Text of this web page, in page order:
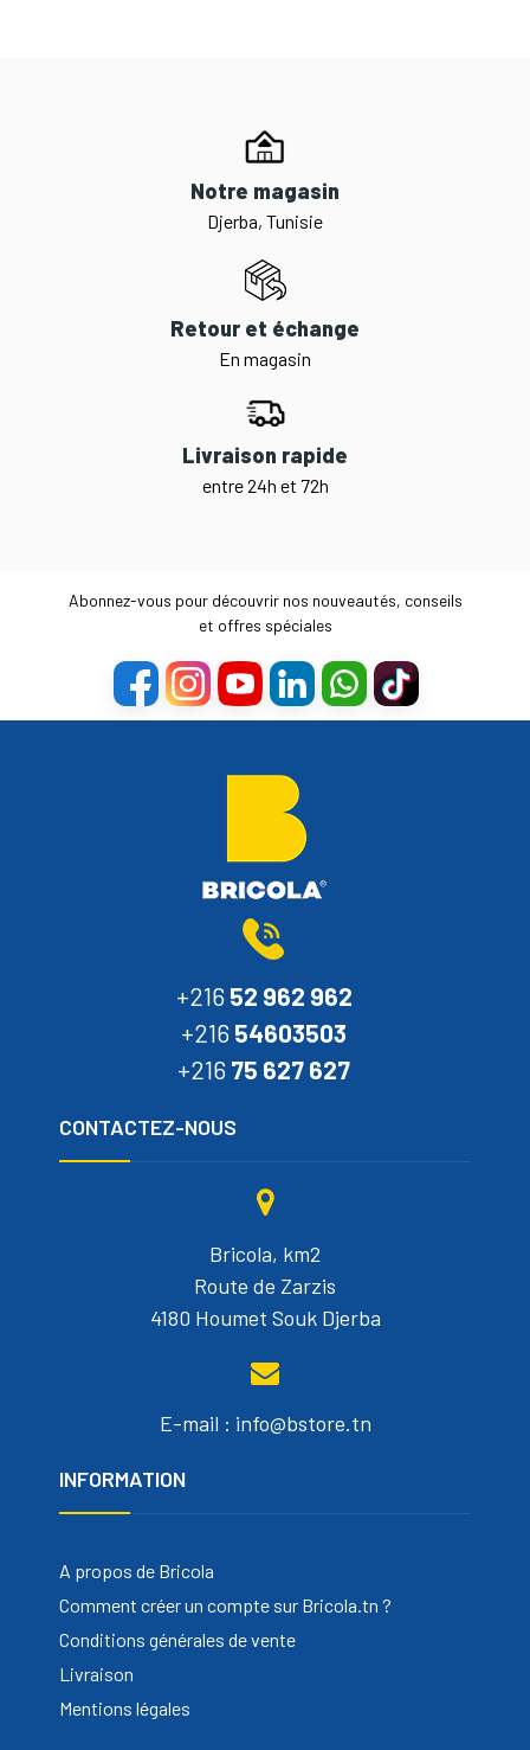
Notre magasin
Djerba, Tunisie
Retour et échange
En magasin
Livraison rapide
entre 24h et 72h
Abonnez-vous pour découvrir nos nouveautés, conseils
et offres spéciales
+216 52 962 962
+216 54603503
+216 75 627 627
CONTACTEZ-NOUS
Bricola, km2
Route de Zarzis
4180 Houmet Souk Djerba
E-mail : info@bstore.tn
INFORMATION
A propos de Bricola
Comment créer un compte sur Bricola.tn ?
Conditions générales de vente
Livraison
Mentions légales